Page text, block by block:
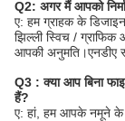
Q2: अगर मैं आपको
ए: हम ग्राहक के
झिल्ली स्विच / ग्राफिक
आपकी अनुमति।एनडीए
Q3 : क्या आप बिना
हैं?
ए: हां, हम आपके नमूने के